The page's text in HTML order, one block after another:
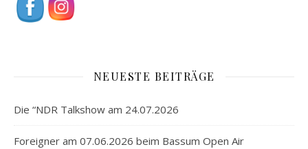
NEUESTE BEITRÄGE
Die “NDR Talkshow am 24.07.2026
Foreigner am 07.06.2026 beim Bassum Open Air